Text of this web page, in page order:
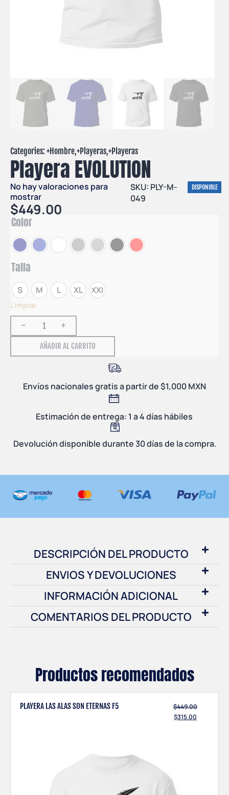
Categories: +Hombre,+Playeras,+Playeras
Playera EVOLUTION
No hay valoraciones para
mostrar
SKU: PLY-M-
049
DISPONIBLE
$449.00
Color
Talla
S M L XL XXL
Limpiar
- +
AÑADIR AL CARRITO
Envíos nacionales gratis a partir de $1,000 MXN
Estimación de entrega: 1 a 4 días hábiles
Devolución disponible durante 30 días de la compra.
DESCRIPCIÓN DEL PRODUCTO
ENVIOS Y DEVOLUCIONES
INFORMACIÓN ADICIONAL
COMENTARIOS DEL PRODUCTO
Productos recomendados
PLAYERA LAS ALAS SON ETERNAS F5 $449.00
$315.00